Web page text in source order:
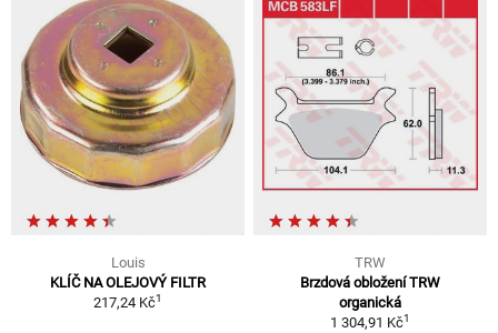
Louis
KLÍČ NA OLEJOVÝ FILTR
217,24 Kč1
TRW
Brzdová obložení TRW
organická
1 304,91 Kč1